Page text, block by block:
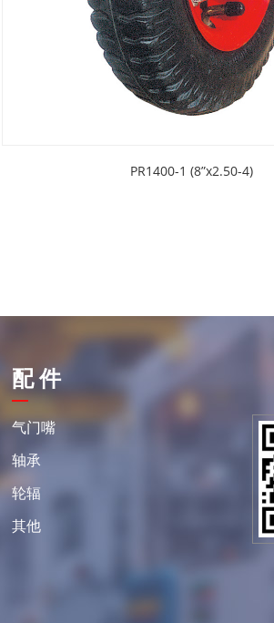
PR1400-1 (8”x2.50-4)
配 件
气门嘴
轴承
轮辐
其他